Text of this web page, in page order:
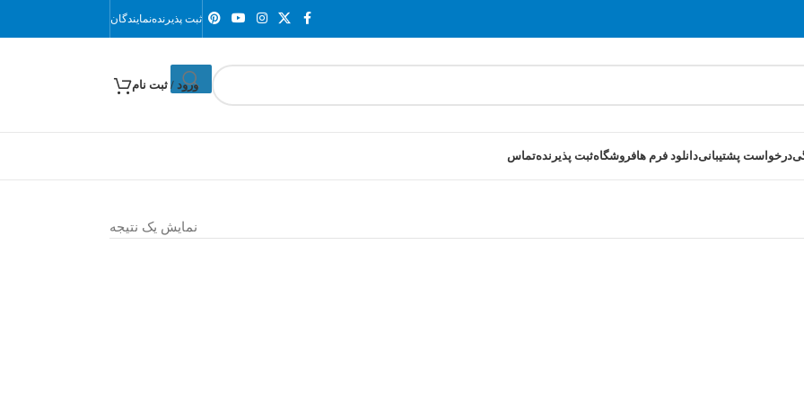
ثبت پذیرندهنمایندگان
ورود / ثبت نام
درخواست پشتیبانیدانلود فرم هافروشگاهثبت پذیرندهتماس
نمایش یک نتیجه